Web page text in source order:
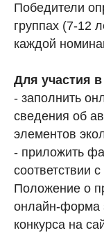
Победители
группах (7-12
каждой
Для участия
- заполнить
сведения об
элементов
- приложить
соответствии
Положение о
онлайн-форма
конкурса на